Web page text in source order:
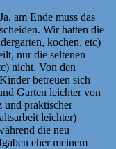
am Ende muss das
Wir hatten die
kochen, etc)
nur die seltenen
nicht. Von den
betreuen sich
Garten leichter von
und praktischer
leichter)
die neu
eher meinem